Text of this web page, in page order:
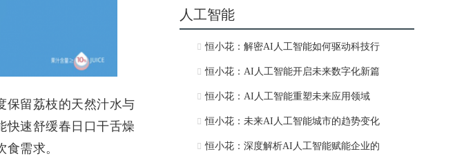
留荔枝的天然汁水与
快速舒缓春日口干舌燥
需求。
人工智能
恒小花：解密AI人工智能如何驱动科技行
恒小花：AI人工智能开启未来数字化新篇
恒小花：AI人工智能重塑未来应用领域
恒小花：未来AI人工智能城市的趋势变化
恒小花：深度解析AI人工智能赋能企业的